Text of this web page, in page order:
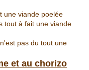
poelée
une viande
une
et au chorizo